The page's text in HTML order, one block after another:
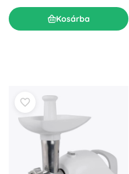
Kosárba